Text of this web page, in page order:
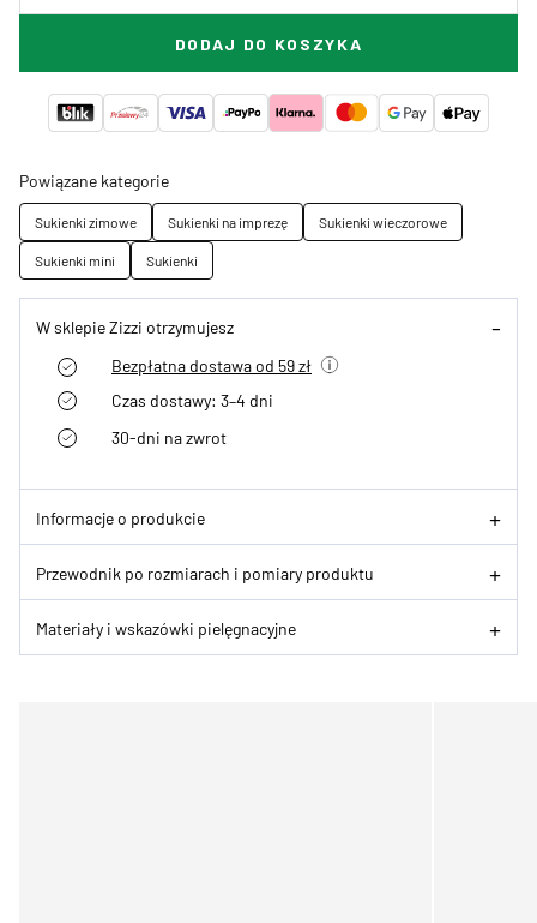
DODAJ DO KOSZYKA
Powiązane kategorie
Sukienki zimowe Sukienki na imprezę
Sukienki wieczorowe
Sukienki mini
Sukienki
W sklepie Zizzi otrzymujesz
Bezpłatna dostawa od 59 zł
Czas dostawy: 3–4 dni
30-dni na zwrot
Informacje o produkcie
Przewodnik po rozmiarach i pomiary produktu
Materiały i wskazówki pielęgnacyjne